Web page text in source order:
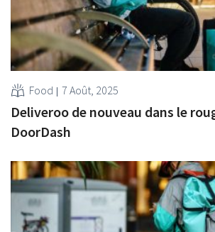
Food 7 Août, 2025
Deliveroo de nouveau dans le
DoorDash